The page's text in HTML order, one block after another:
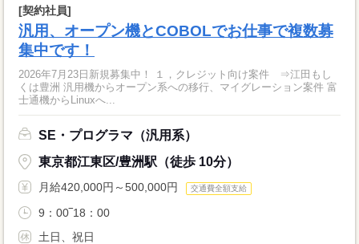
[契約社員]
汎用、オープン機とCOBOLでお仕事で複数募
集中です！
2026年7月23日新規募集中！ １，クレジット向け案件 ⇒江田もし
くは豊洲 汎用機からオープン系への移行、マイグレーション案件 富
士通機からLinuxへ...
SE・プログラマ（汎用系）
東京都江東区/豊洲駅（徒歩 10分）
月給420,000円～500,000円 交通費全額支給
9：00‾18：00
土日、祝日